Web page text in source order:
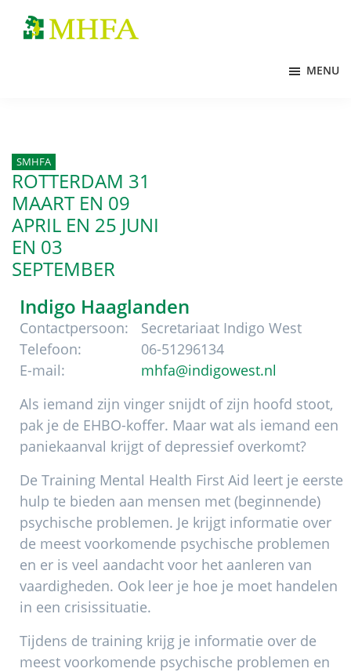
naar
naar
naar
MENU
SMHFA
ROTTERDAM 31
MAART EN 09
APRIL EN 25 JUNI
EN 03
SEPTEMBER
Indigo Haaglanden
Contactpersoon:
Secretariaat Indigo West
Telefoon:
06-51296134
E-mail:
mhfa@indigowest.nl
Als iemand zijn vinger snijdt of zijn hoofd stoot,
pak je de EHBO-koffer. Maar wat als iemand een
paniekaanval krijgt of depressief overkomt?
De Training Mental Health First Aid leert je eerste
hulp te bieden aan mensen met (beginnende)
psychische problemen. Je krijgt informatie over
de meest voorkomende psychische problemen
en er is veel aandacht voor het aanleren van
vaardigheden. Ook leer je hoe je moet handelen
in een crisissituatie.
Tijdens de training krijg je informatie over de
meest voorkomende psychische problemen en